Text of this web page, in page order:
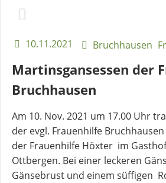
10.11.2021 Bruchhausen
Martinsgansessen der
Bruchhausen
Am 10. Nov. 2021 um 17.00 Uhr
der evgl. Frauenhilfe
der Frauenhilfe Höxter im Gasthof
Ottbergen. Bei einer leckeren
Gänsebrust und einem süffigen